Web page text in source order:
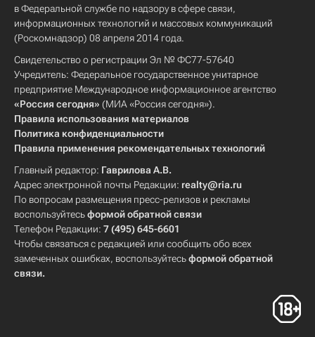
в Федеральной службе по надзору в сфере связи,
информационных технологий и массовых коммуникаций
(Роскомнадзор) 08 апреля 2014 года.
Свидетельство о регистрации Эл № ФС77-57640
Учредитель: Федеральное государственное унитарное
предприятие Международное информационное агентство
«Россия сегодня» (МИА «Россия сегодня»).
Правила использования материалов
Политика конфиденциальности
Правила применения рекомендательных технологий
Главный редактор: Гаврилова А.В.
Адрес электронной почты Редакции: realty@ria.ru
По вопросам размещения пресс-релизов и рекламы
воспользуйтесьформой обратной связи
Телефон Редакции: 7 (495) 645-6601
Чтобы связаться с редакцией или сообщить обо всех
замеченных ошибках, воспользуйтесьформой обратной
связи.